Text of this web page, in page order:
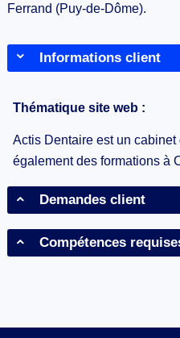
Ferrand (Puy-de-Dôme).
Informations client
Thématique site web :
Actis Dentaire est un
également des formations à
Demandes client
Compétences